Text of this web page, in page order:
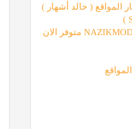
المواقع ( خالد أشهار )
للنازكة عنوان من NAZIKMODA متوفر الان